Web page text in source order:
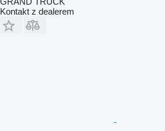
Kontakt z dealerem